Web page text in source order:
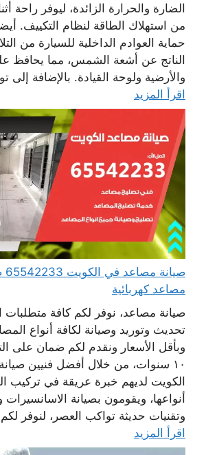
الضارة والحرارة الزائدة، ليوفر راحة
من استهلاك الطاقة لنظام التكييف.
حماية العوادم الداخلية للسيارة من
الناتج عن أشعة الشمس، مما يحافظ
والأرضية ولوحة القيادة. بالإضافة إلى
اقرأ المزيد
مصاعد كهربائية
صيانة مصاعد، نوفر لكم كافة
تحديث وتوريد وصيانة لكافة أنواع
وبأقل الأسعار ونقدم لكم ضمان على
١٠ سنوات، من خلال أفضل فنيين
الكويت لديهم خبرة عريقة في تركيب
أنواعها، ويقومون بصيانة
وتقنيات حديثة تواكب العصر، لنوفر
اقرأ المزيد